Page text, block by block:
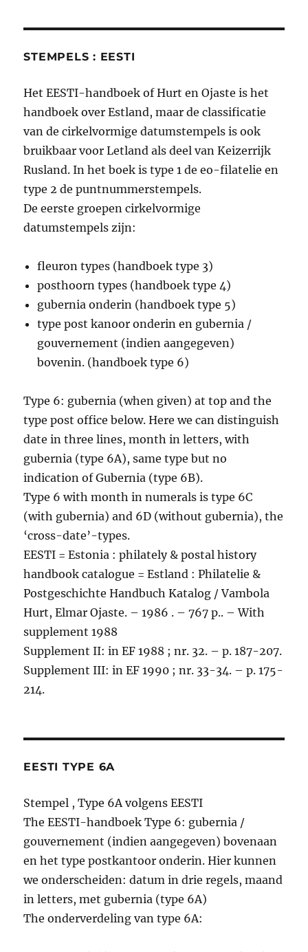
STEMPELS : EESTI
Het EESTI-handboek of Hurt en Ojaste is het
handboek over Estland, maar de classificatie
van de cirkelvormige datumstempels is ook
bruikbaar voor Letland als deel van Keizerrijk
Rusland. In het boek is type 1 de eo-filatelie en
type 2 de puntnummerstempels.
De eerste groepen cirkelvormige
datumstempels zijn:
fleuron types (handboek type 3)
posthoorn types (handboek type 4)
gubernia onderin (handboek type 5)
type post kanoor onderin en gubernia /
gouvernement (indien aangegeven)
bovenin. (handboek type 6)
Type 6: gubernia (when given) at top and the
type post office below. Here we can distinguish
date in three lines, month in letters, with
gubernia (type 6A), same type but no
indication of Gubernia (type 6B).
Type 6 with month in numerals is type 6C
(with gubernia) and 6D (without gubernia), the
‘cross-date’-types.
EESTI = Estonia : philately & postal history
handbook catalogue = Estland : Philatelie &
Postgeschichte Handbuch Katalog / Vambola
Hurt, Elmar Ojaste. – 1986 . – 767 p.. – With
supplement 1988
Supplement II: in EF 1988 ; nr. 32. – p. 187-207.
Supplement III: in EF 1990 ; nr. 33-34. – p. 175-
214.
EESTI TYPE 6A
Stempel , Type 6A volgens EESTI
The EESTI-handboek Type 6: gubernia /
gouvernement (indien aangegeven) bovenaan
en het type postkantoor onderin. Hier kunnen
we onderscheiden: datum in drie regels, maand
in letters, met gubernia (type 6A)
The onderverdeling van type 6A: